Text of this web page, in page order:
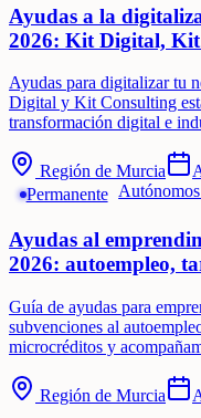
Ayudas a la
2026: Kit Digital,
Ayudas para digitalizar tu
Digital y Kit Consulting
transformación digital e
Región de Murcia
Permanente
Ayudas al
2026: autoempleo,
Guía de ayudas para
subvenciones al
microcréditos y
Región de Murcia